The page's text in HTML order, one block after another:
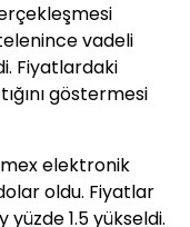
vadeli
Fiyatlardaki
göstermesi
elektronik
oldu. Fiyatlar
1.5 yükseldi.